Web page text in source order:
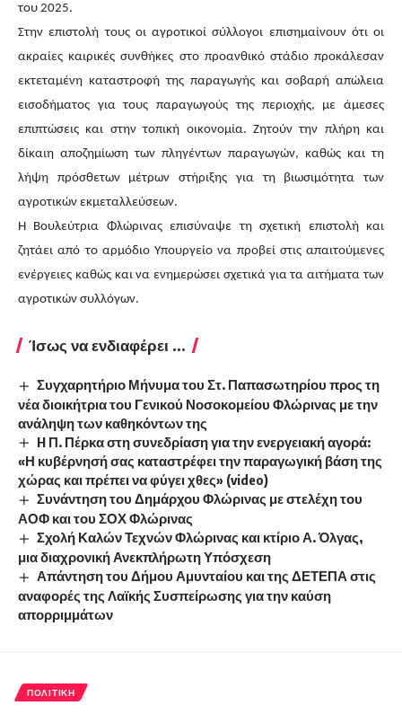
του 2025.
Στην επιστολή τους οι αγροτικοί σύλλογοι επισημαίνουν ότι οι
ακραίες καιρικές συνθήκες στο προανθικό στάδιο προκάλεσαν
εκτεταμένη καταστροφή της παραγωγής και σοβαρή απώλεια
εισοδήματος για τους παραγωγούς της περιοχής, με άμεσες
επιπτώσεις και στην τοπική οικονομία. Ζητούν την πλήρη και
δίκαιη αποζημίωση των πληγέντων παραγωγών, καθώς και τη
λήψη πρόσθετων μέτρων στήριξης για τη βιωσιμότητα των
αγροτικών εκμεταλλεύσεων.
Η Βουλεύτρια Φλώρινας επισύναψε τη σχετική επιστολή και
ζητάει από το αρμόδιο Υπουργείο να προβεί στις απαιτούμενες
ενέργειες καθώς και να ενημερώσει σχετικά για τα αιτήματα των
αγροτικών συλλόγων.
Ίσως να ενδιαφέρει ...
Συγχαρητήριο Μήνυμα του Στ. Παπασωτηρίου προς τη
νέα διοικήτρια του Γενικού Νοσοκομείου Φλώρινας με την
ανάληψη των καθηκόντων της
H Π. Πέρκα στη συνεδρίαση για την ενεργειακή αγορά:
«Η κυβέρνησή σας καταστρέφει την παραγωγική βάση της
χώρας και πρέπει να φύγει χθες» (video)
Συνάντηση του Δημάρχου Φλώρινας με στελέχη του
ΑΟΦ και του ΣΟΧ Φλώρινας
Σχολή Καλών Τεχνών Φλώρινας και κτίριο Α. Όλγας,
μια διαχρονική Ανεκπλήρωτη Υπόσχεση
Απάντηση του Δήμου Αμυνταίου και της ΔΕΤΕΠΑ στις
αναφορές της Λαϊκής Συσπείρωσης για την καύση
απορριμμάτων
ΠΟΛΙΤΙΚΉ